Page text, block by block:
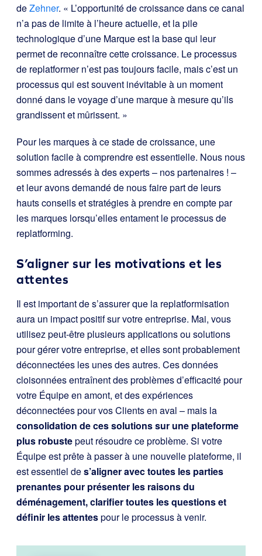
deZehner. « L’opportunité de croissance dans ce canal
n’a pas de limite à l’heure actuelle, et la pile
technologique d’une Marque est la base qui leur
permet de reconnaître cette croissance. Le processus
de replatformer n’est pas toujours facile, mais c’est un
processus qui est souvent inévitable à un moment
donné dans le voyage d’une marque à mesure qu’ils
grandissent et mûrissent. »
Pour les marques à ce stade de croissance, une
solution facile à comprendre est essentielle. Nous nous
sommes adressés à des experts – nos partenaires ! –
et leur avons demandé de nous faire part de leurs
hauts conseils et stratégies à prendre en compte par
les marques lorsqu’elles entament le processus de
replatforming.
S’aligner sur les motivations et les
attentes
Il est important de s’assurer que la replatformisation
aura un impact positif sur votre entreprise. Mai, vous
utilisez peut-être plusieurs applications ou solutions
pour gérer votre entreprise, et elles sont probablement
déconnectées les unes des autres. Ces données
cloisonnées entraînent des problèmes d’efficacité pour
votre Équipe en amont, et des expériences
déconnectées pour vos Clients en aval – mais la
consolidation de ces solutions sur une plateforme
plus robustepeut résoudre ce problème. Si votre
Équipe est prête à passer à une nouvelle plateforme, il
est essentiel des’aligner avec toutes les parties
prenantes pour présenter les raisons du
déménagement, clarifier toutes les questions et
définir les attentespour le processus à venir.